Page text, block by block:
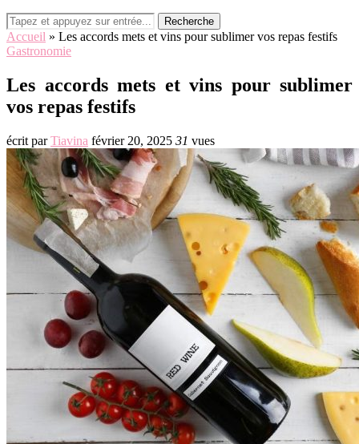
Recherche
Accueil » Les accords mets et vins pour sublimer vos repas festifs
Gastronomie
Les accords mets et vins pour sublimer
vos repas festifs
écrit parTiavina février 20, 2025 31 vues